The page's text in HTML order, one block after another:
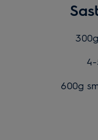
600g